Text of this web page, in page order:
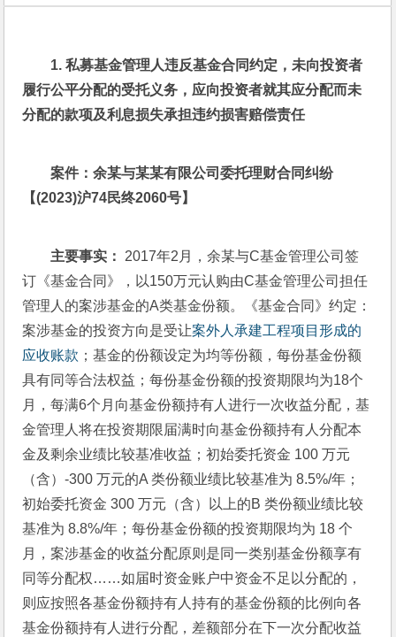
1. 私募基金管理人违反基金合同约定，未向投资者
履行公平分配的受托义务，应向投资者就其应分配而未
分配的款项及利息损失承担违约损害赔偿责任
案件：余某与某某有限公司委托理财合同纠纷
【(2023)沪74民终2060号】
主要事实：
2017年2月，余某与C基金管理公司签
订《基金合同》，以150万元认购由C基金管理公司担任
管理人的案涉基金的A类基金份额。《基金合同》约定：
案涉基金的投资方向是受让案外人承建工程项目形成的
应收账款 ；基金的份额设定为均等份额，每份基金份额
具有同等合法权益；每份基金份额的投资期限均为18个
月，每满6个月向基金份额持有人进行一次收益分配，基
金管理人将在投资期限届满时向基金份额持有人分配本
金及剩余业绩比较基准收益；初始委托资金 100 万元
（含）-300 万元的A 类份额业绩比较基准为 8.5%/年；
初始委托资金 300 万元（含）以上的B 类份额业绩比较
基准为 8.8%/年；每份基金份额的投资期限均为 18 个
月，案涉基金的收益分配原则是同一类别基金份额享有
同等分配权……如届时资金账户中资金不足以分配的，
则应按照各基金份额持有人持有的基金份额的比例向各
基金份额持有人进行分配，差额部分在下一次分配收益